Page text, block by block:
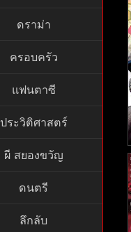
ดราม่า
ครอบครัว
แฟนตาซี
ประวิติศาสตร์
ผี สยองขวัญ
ดนตรี
ลึกลับ